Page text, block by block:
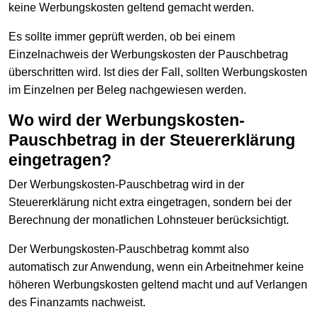
keine Werbungskosten geltend gemacht werden.
Es sollte immer geprüft werden, ob bei einem
Einzelnachweis der Werbungskosten der Pauschbetrag
überschritten wird. Ist dies der Fall, sollten Werbungskosten
im Einzelnen per Beleg nachgewiesen werden.
Wo wird der Werbungskosten-
Pauschbetrag in der Steuererklärung
eingetragen?
Der Werbungskosten-Pauschbetrag wird in der
Steuererklärung nicht extra eingetragen, sondern bei der
Berechnung der monatlichen Lohnsteuer berücksichtigt.
Der Werbungskosten-Pauschbetrag kommt also
automatisch zur Anwendung, wenn ein Arbeitnehmer keine
höheren Werbungskosten geltend macht und auf Verlangen
des Finanzamts nachweist.